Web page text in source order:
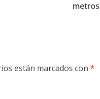
metros
están marcados con *